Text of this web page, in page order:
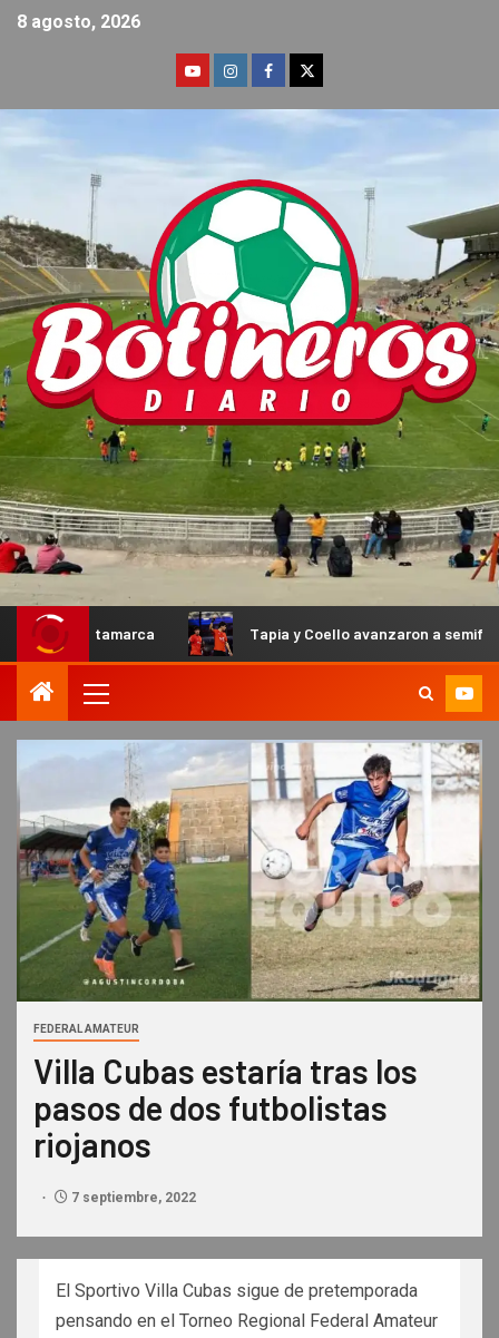
8 agosto, 2026
Tapia y Coello avanzaron a semifinales en el
FEDERAL AMATEUR
Villa Cubas estaría tras los
pasos de dos futbolistas
riojanos
7 septiembre, 2022
El Sportivo Villa Cubas sigue de pretemporada
pensando en el Torneo Regional Federal Amateur